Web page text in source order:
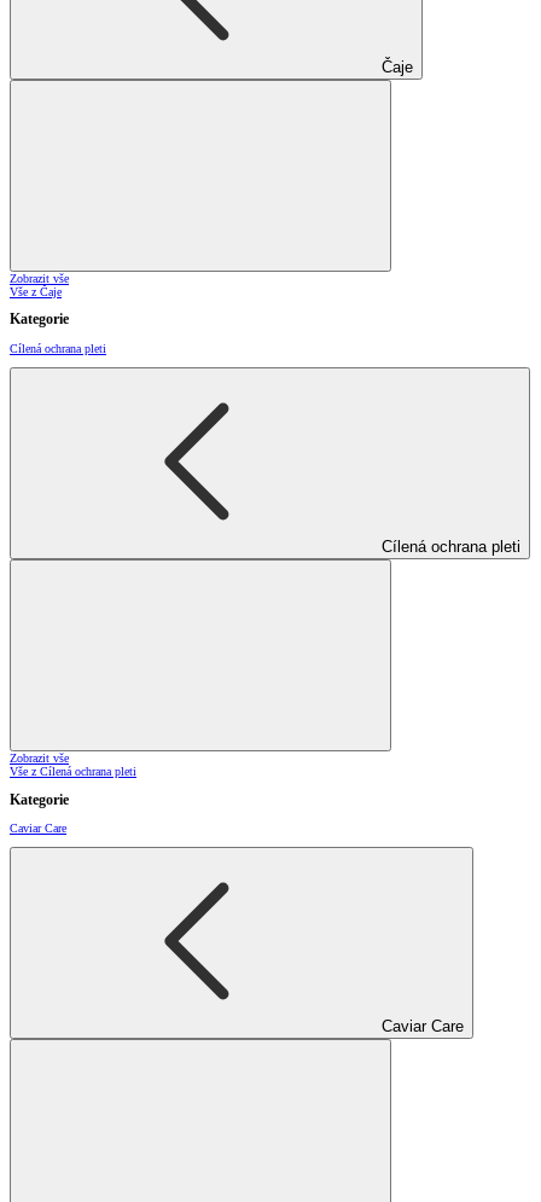
Čaje
Zobrazit vše
Vše z Čaje
Kategorie
Cílená ochrana pleti
Cílená ochrana pleti
Zobrazit vše
Vše z Cílená ochrana pleti
Kategorie
Caviar Care
Caviar Care